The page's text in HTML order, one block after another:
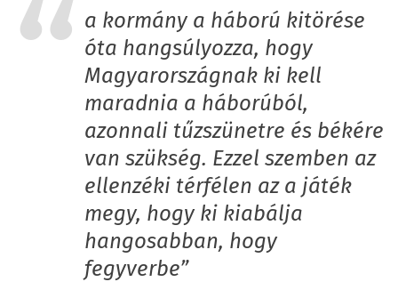
a kormány a háború kitörése
óta hangsúlyozza, hogy
Magyarországnak ki kell
maradnia a háborúból,
azonnali tűzszünetre és békére
van szükség. Ezzel szemben az
ellenzéki térfélen az a játék
megy, hogy ki kiabálja
hangosabban, hogy
fegyverbe”